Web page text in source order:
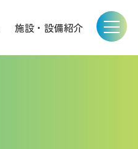
施設・設備紹介